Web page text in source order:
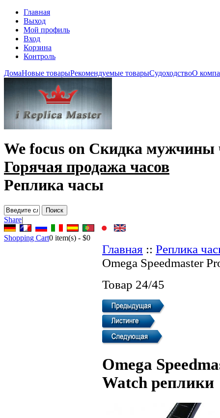
Главная
Выход
Мой профиль
Вход
Корзина
Контроль
ДомаНовые товарыРекомендуемые товарыСудоходствоО
We focus on Скидка мужчины
Горячая продажа часов
Реплика часы
Share|
Shopping Cart0 item(s) - $0
Главная :: Реплика
Omega Speedmaster
Товар 24/45
Omega
Watch реплики